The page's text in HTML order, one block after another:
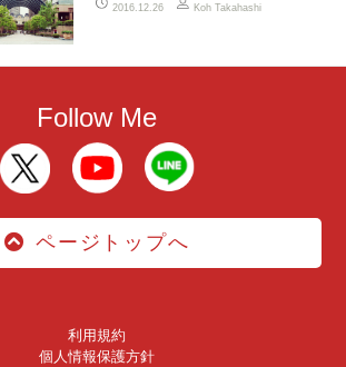
2016.12.26 Koh Takahashi
Follow Me
ページトップへ
利用規約
個人情報保護方針